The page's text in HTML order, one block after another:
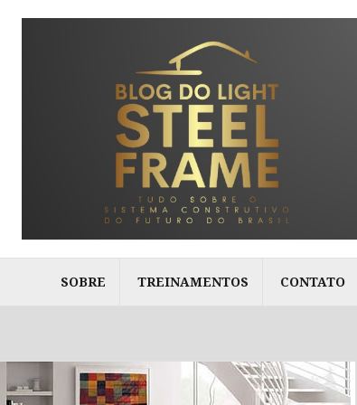
SOBRE TREINAMENTOS CONTATO